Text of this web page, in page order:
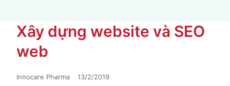
Xây dựng website và SEO
web
Innocare Pharma 13/2/2019